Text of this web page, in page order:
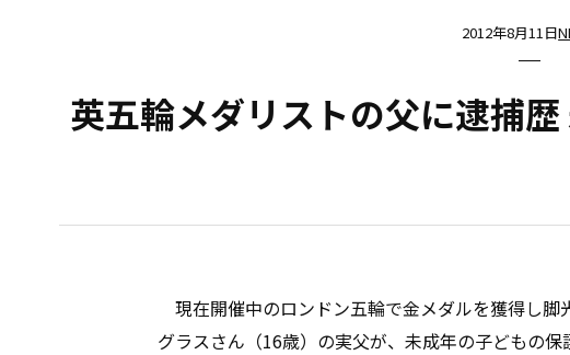
2012年8月11日
英五輪メダリストの父に逮捕
現在開催中のロンドン五輪で金メダルを獲得し
グラスさん（16歳）の実父が、未成年の子どもの